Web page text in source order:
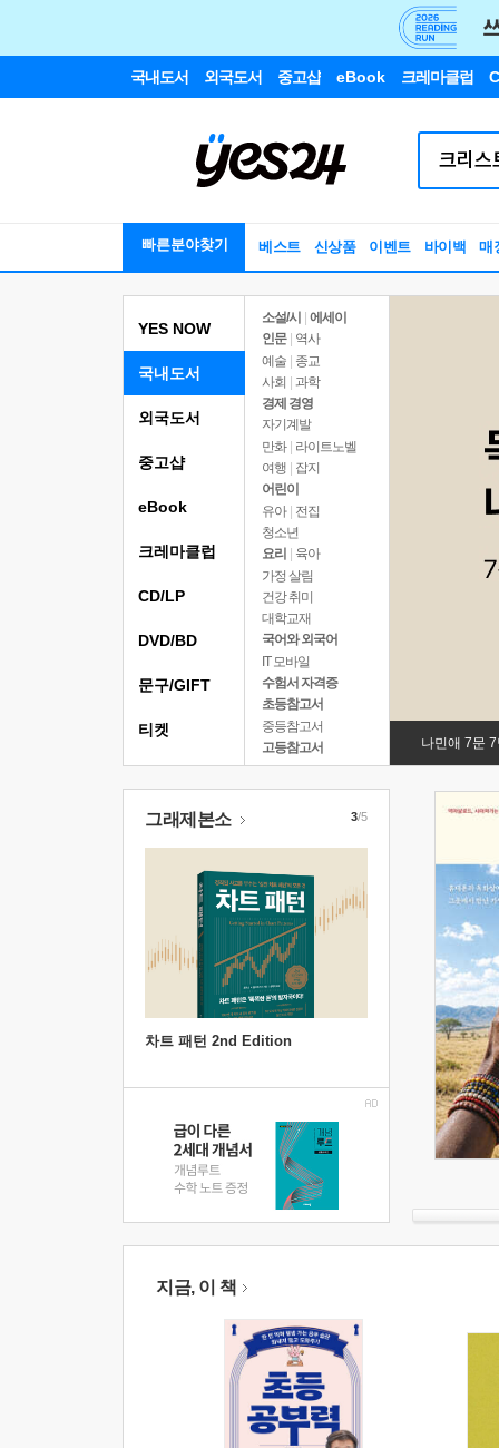
국내도서 외국도서 중고샵 eBook 크레마클럽
빠른분야찾기 베스트 신상품 이벤트 바이백 매
YES NOW
국내도서
소설/시
에세이
인문
역사
예술 | 종교
사회 | 과학
경제 경영
자기계발
만화 | 라이트노벨
여행
잡지
어린이
유아 | 전집
청소년
요리
육아
가정 살림
건강 취미
대학교재
국어와 외국어
IT 모바일
수험서 자격증
초등참고서
중등참고서
고등참고서
나민애 7문
외국도서
중고샵
eBook
크레마클럽
CD/LP
DVD/BD
문구/GIFT
티켓
그래제본소
차트 패턴 2nd Edition
3/5
지금, 이 책